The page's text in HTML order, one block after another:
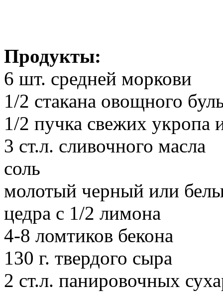
Продукты:
6 шт. средней моркови
1/2 стакана овощного
1/2 пучка свежих укропа
3 ст.л. сливочного масла
соль
молотый черный или
цедра с 1/2 лимона
4-8 ломтиков бекона
130 г. твердого сыра
2 ст.л. панировочных